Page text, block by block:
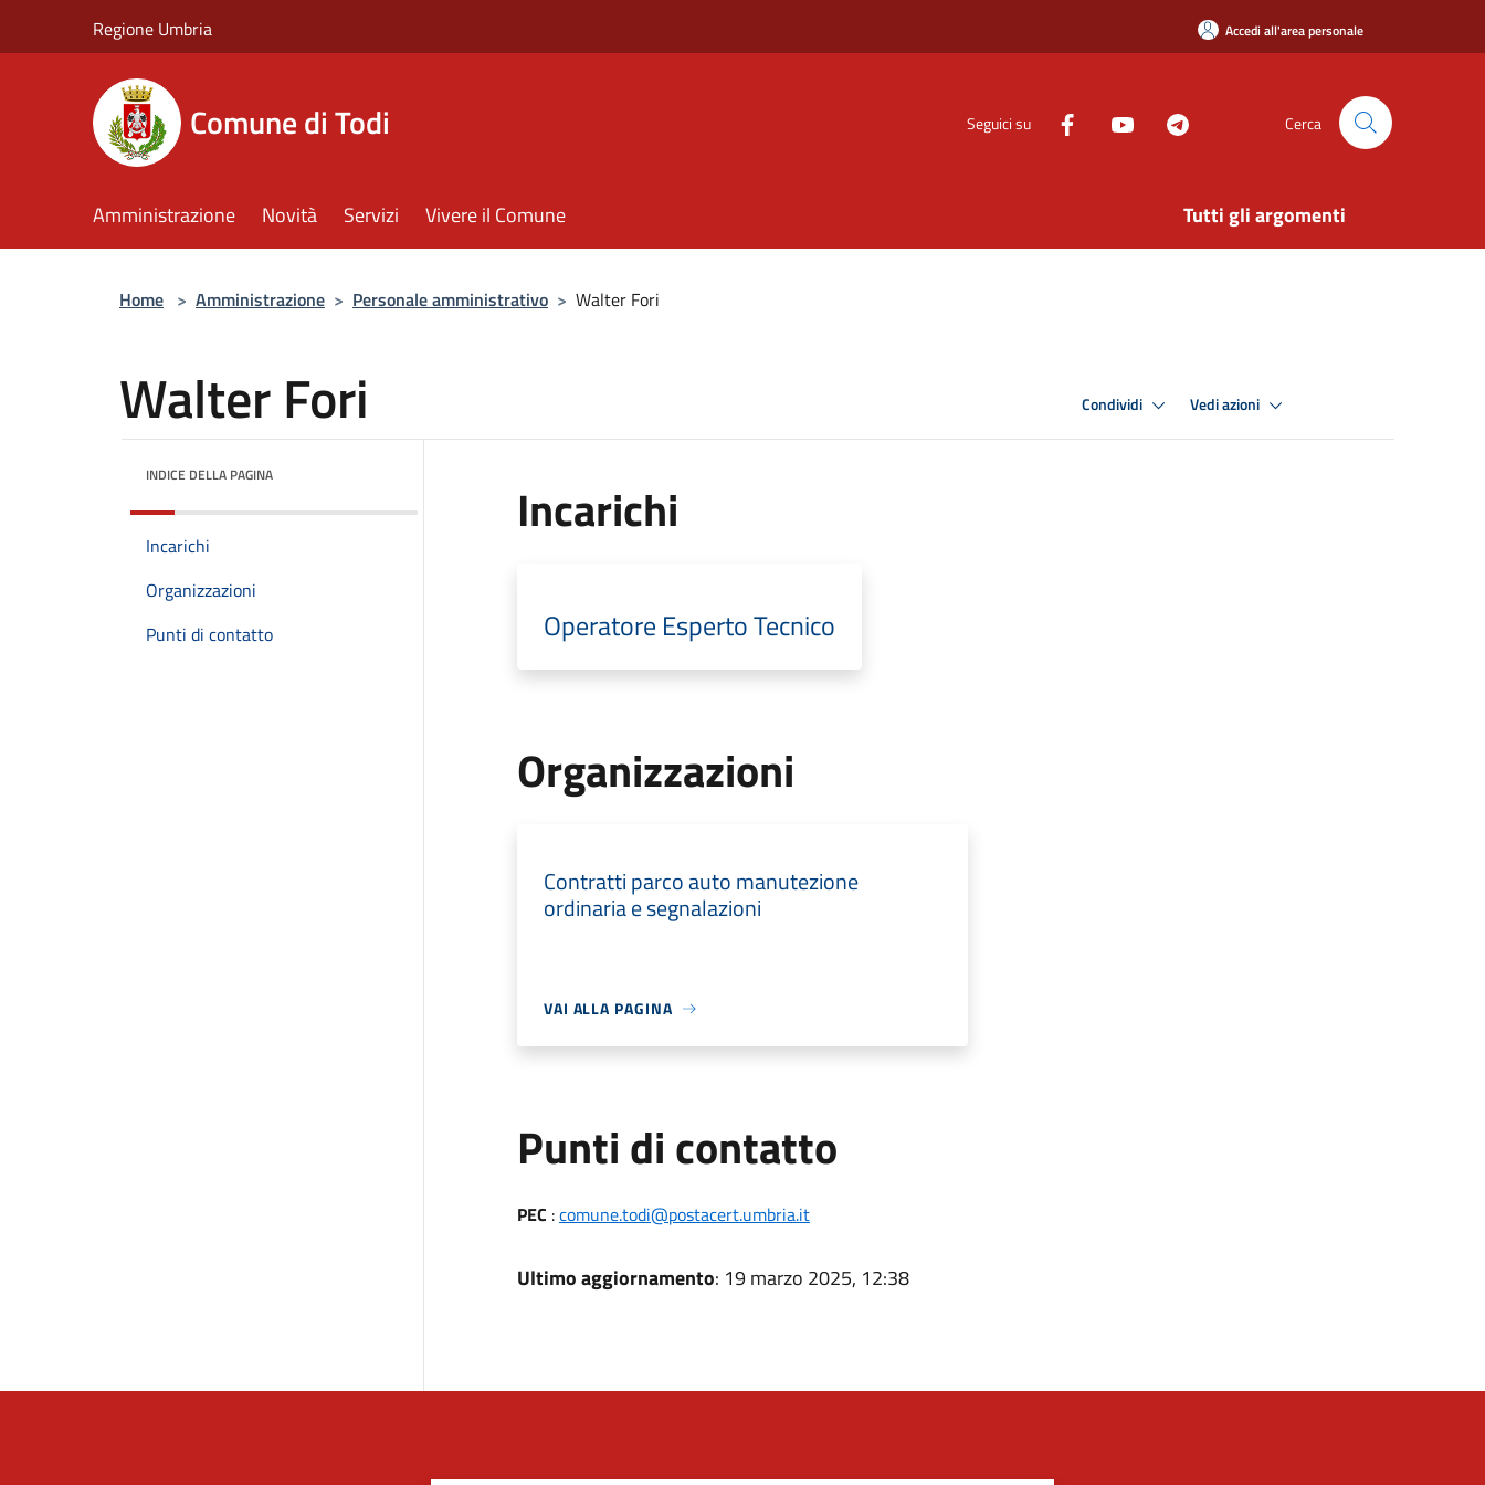
Regione Umbria Accedi all'area personale
Comune di Todi Seguici su Cerca
Amministrazione Novità Servizi Vivere il Comune Tutti gli argomenti
Home > Amministrazione > Personale amministrativo > Walter Fori
Walter Fori Condividi Vedi azioni
INDICE DELLA PAGINA
Incarichi
Organizzazioni
Punti di contatto
Incarichi
Operatore Esperto Tecnico
Organizzazioni
Contratti parco auto manutezione
ordinaria e segnalazioni
VAI ALLA PAGINA
Punti di contatto
PEC :comune.todi@postacert.umbria.it
Ultimo aggiornamento: 19 marzo 2025, 12:38